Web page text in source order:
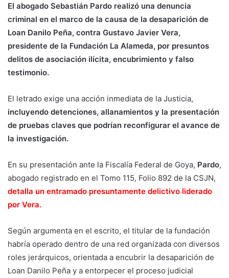
El abogado Sebastián Pardo realizó una denuncia
criminal en el marco de la causa de la desaparición de
Loan Danilo Peña, contra Gustavo Javier Vera,
presidente de la Fundación La Alameda, por presuntos
delitos de asociación ilícita, encubrimiento y falso
testimonio.
El letrado exige una acción inmediata de la Justicia,
incluyendo detenciones, allanamientos y la presentación
de pruebas claves que podrían reconfigurar el avance de
la investigación.
En su presentación ante la Fiscalía Federal de Goya, Pardo,
abogado registrado en el Tomo 115, Folio 892 de la CSJN,
detalla un entramado presuntamente delictivo liderado
por Vera.
Según argumenta en el escrito, el titular de la fundación
habría operado dentro de una red organizada con diversos
roles jerárquicos, orientada a encubrir la desaparición de
Loan Danilo Peña y a entorpecer el proceso judicial